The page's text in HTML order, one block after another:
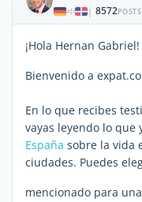
| 8572POSTS
¡Hola Hernan Gabriel!
Bienvenido a
En lo que recibes
vayas leyendo lo que
España sobre la vida
ciudades. Puedes
mencionado para